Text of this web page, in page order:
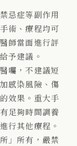
忌症等副作用
術、療程均可
師當面進行評
予建議。
囑，不建議短
感染風險、傷
效果。重大手
足夠時間調養
行其他療程。
」所有，嚴禁